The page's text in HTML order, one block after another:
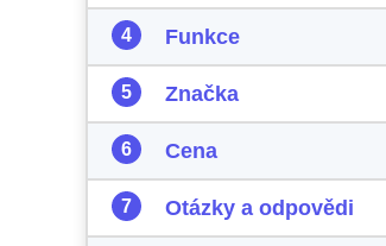
Funkce
Značka
Cena
Otázky a odpovědi